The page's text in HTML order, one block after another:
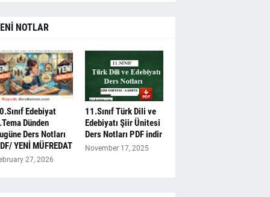
NOTLAR
Edebiyat
Dünden
Ders Notları
YENİ MÜFREDAT
27, 2026
11.Sınıf Türk Dili ve
Edebiyatı Şiir Ünitesi
Ders Notları PDF indir
November 17, 2025